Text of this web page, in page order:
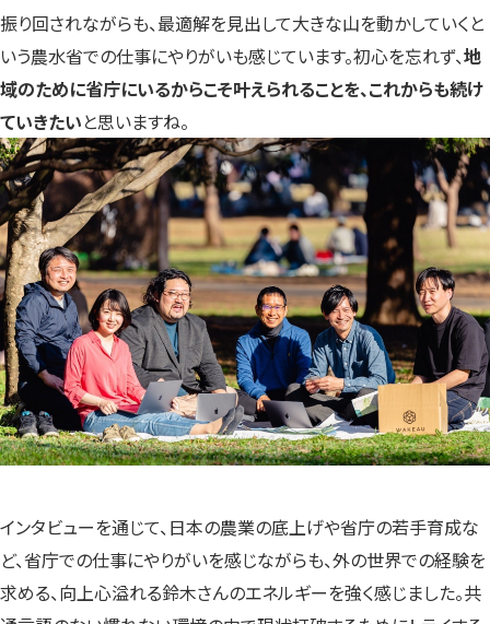
振り回されながらも、最適解を見出して大きな山を動かしていくと
いう農水省での仕事にやりがいも感じています。初心を忘れず、地
域のために省庁にいるからこそ叶えられることを、これからも続け
ていきたいと思いますね。
インタビューを通じて、日本の農業の底上げや省庁の若手育成な
ど、省庁での仕事にやりがいを感じながらも、外の世界での経験を
求める、向上心溢れる鈴木さんのエネルギーを強く感じました。共